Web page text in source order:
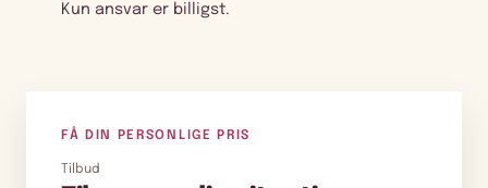
Kun ansvar er billigst.
FÅ DIN PERSONLIGE PRIS
Tilbud